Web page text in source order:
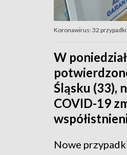
Koronawirus: 32
W
Śląsku (33),
COVID-19
Nowe